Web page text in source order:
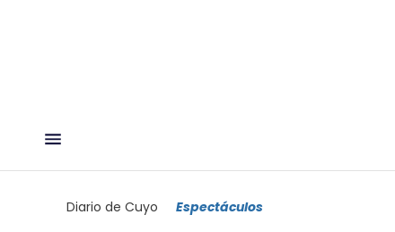
Diario de Cuyo Espectáculos